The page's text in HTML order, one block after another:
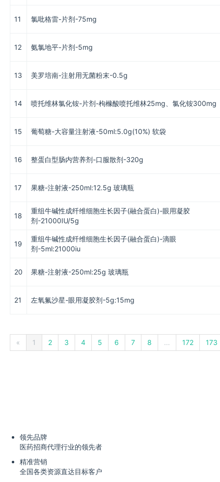
11 氯吡格雷-片剂-75mg
12 氨氯地平-片剂-5mg
13 美罗培南-注射用无菌粉末-0.5g
14 喷托维林氯化铵-片剂-枸橼酸喷托维林25mg、氯化铵300mg
15 葡萄糖-大容量注射液-50ml:5.0g(10%) 软袋
16 整蛋白型肠内营养剂-口服散剂-320g
17 果糖-注射液-250ml:12.5g 玻璃瓶
18
重组牛碱性成纤维细胞生长因子(融合蛋白)-眼用凝胶
剂-21000IU/5g
19
重组牛碱性成纤维细胞生长因子(融合蛋白)-滴眼
剂-5ml:21000iu
20 果糖-注射液-250ml:25g 玻璃瓶
21 左氧氟沙星-眼用凝胶剂-5g:15mg
« 1 2 3 4 5 6 7 8 ... 172 173
领先品牌
医药招商代理行业的领先者
精准营销
全国各类资源直达目标客户